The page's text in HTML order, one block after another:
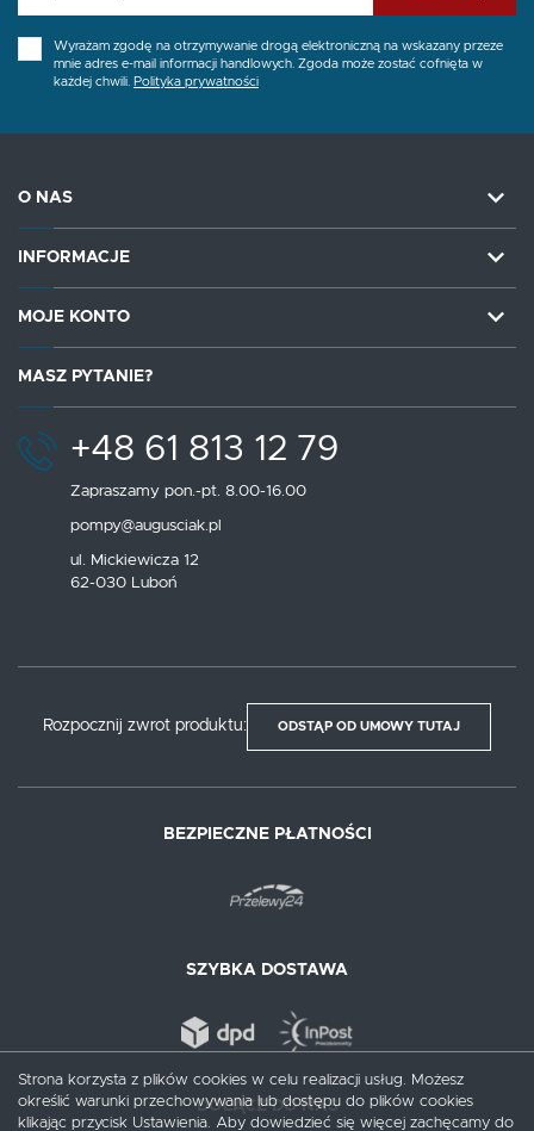
Wyrażam zgodę na otrzymywanie drogą elektroniczną na wskazany przeze
mnie adres e-mail informacji handlowych. Zgoda może zostać cofnięta w
każdej chwili. Polityka prywatności
O NAS
INFORMACJE
MOJE KONTO
MASZ PYTANIE?
+48 61 813 12 79
Zapraszamy pon.-pt. 8.00-16.00
pompy@augusciak.pl
ul. Mickiewicza 12
62-030 Luboń
Rozpocznij zwrot produktu: ODSTĄP OD UMOWY TUTAJ
BEZPIECZNE PŁATNOŚCI
SZYBKA DOSTAWA
DOŁĄCZ DO NAS
Strona korzysta z plików cookies w celu realizacji usług. Możesz
określić warunki przechowywania lub dostępu do plików cookies
klikając przycisk Ustawienia. Aby dowiedzieć się więcej zachęcamy do